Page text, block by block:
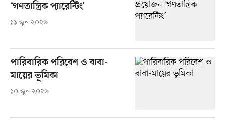
‘গণতান্ত্রিক প্যারেন্টিং’
১১ জুন ২০২৬
পারিবারিক পরিবেশ ও বাবা-
মায়ের ভূমিকা
১০ জুন ২০২৬